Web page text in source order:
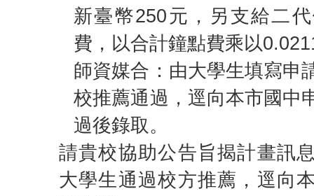
新臺幣250元，另支給二
費，以合計鐘點費乘以
師資媒合：由大學生填寫申
校推薦通過，逕向本市國中
過後錄取。
請貴校協助公告旨揭計畫訊
大學生通過校方推薦，逕向